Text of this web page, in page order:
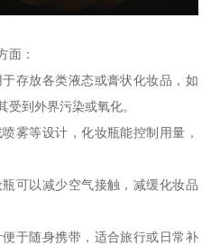
面：
存放各类液态或膏状化妆品，如
到外界污染或氧化。
雾等设计，化妆瓶能控制用量，
可以减少空气接触，减缓化妆品
于随身携带，适合旅行或日常补